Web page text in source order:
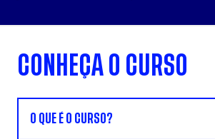
CONHEÇA O CURSO
O QUE É O CURSO?